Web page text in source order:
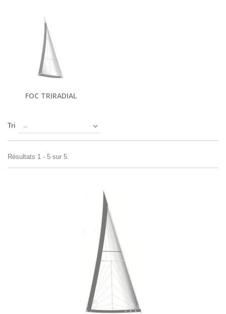
FOC TRIRADIAL
Tri
Résultats 1 - 5 sur 5.